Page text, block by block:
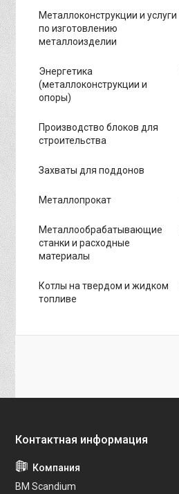
Металлоконструкции и услуги
по изготовлению
металлоизделии
Энергетика
(металлоконструкции и
опоры)
Производство блоков для
строительства
Захваты для поддонов
Металлопрокат
Металлообрабатывающие
станки и расходные
материалы
Котлы на твердом и жидком
топливе
BM Scandium